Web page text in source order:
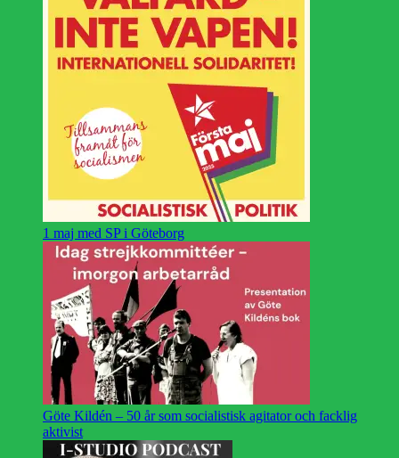
1 maj med SP i Göteborg
Göte Kildén – 50 år som socialistisk agitator och facklig
aktivist